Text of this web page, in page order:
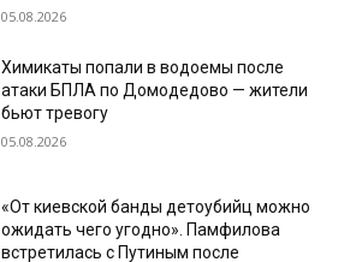
05.08.2026
Химикаты попали в водоемы после
атаки БПЛА по Домодедово — жители
бьют тревогу
05.08.2026
«От киевской банды детоубийц можно
ожидать чего угодно». Памфилова
встретилась с Путиным после